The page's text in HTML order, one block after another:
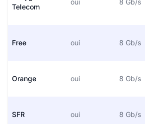
Telecom
oui 8 Gb/s
Free oui 8 Gb/s
Orange oui 8 Gb/s
SFR oui 8 Gb/s